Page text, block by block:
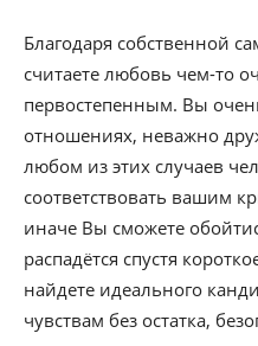
Благодаря собственной
считаете любовь чем-то
первостепенным. Вы
отношениях, неважно
любом из этих случаев
соответствовать вашим
иначе Вы сможете
распадётся спустя
найдете идеального
чувствам без остатка,